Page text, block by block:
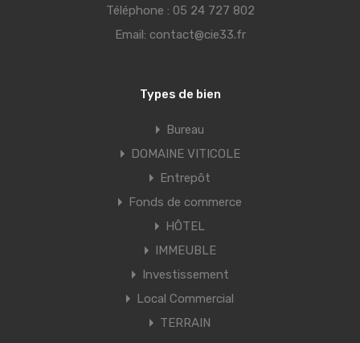
Téléphone : 05 24 727 802
Email: contact@cie33.fr
Types de bien
Bureau
DOMAINE VITICOLE
Entrepôt
Fonds de commerce
HÔTEL
IMMEUBLE
Investissement
Local Commercial
TERRAIN